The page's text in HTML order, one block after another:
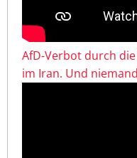
AfD-Verbot durch
im Iran. Und